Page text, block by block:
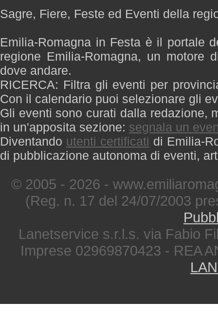
Sagre, Fiere, Feste ed Eventi della
Emilia-Romagna in Festa è il portale
regione Emilia-Romagna, un motore
dove andare.
RICERCA: Filtra gli eventi per
Con il calendario puoi selezionare gli
Gli eventi sono curati dalla redazione,
in un'apposita sezione: segnala un
Diventando utenti certificati di Emilia-
di pubblicazione autonoma di eventi,
© 2005 - 2026 -
(Reg. n. 17 del 24/07/2003
Lanetservice s.r.l.s. via Fabio
Imprese 02969870423 - REA